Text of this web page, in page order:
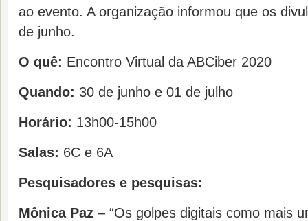
ao evento. A organização informou que os
de junho.
O quê: Encontro Virtual da ABCiber 2020
Quando: 30 de junho e 01 de julho
Horário: 13h00-15h00
Salas: 6C e 6A
Pesquisadores e pesquisas:
Mônica Paz – “Os golpes digitais como mais